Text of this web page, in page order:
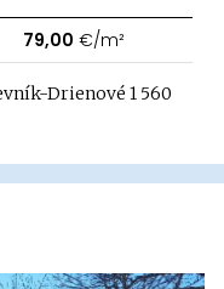
79,00 €/m²
Drienové 1 560